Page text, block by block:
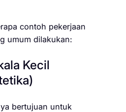
contoh pekerjaan
umum dilakukan:
Kecil
bertujuan untuk